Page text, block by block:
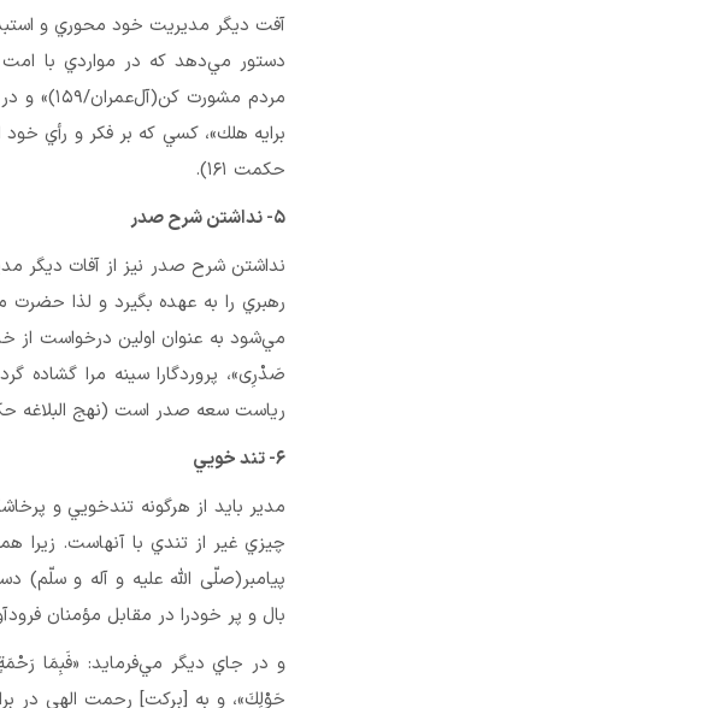
آفت ديگر مديريت خود محوري و
دستور مي‌دهد كه در مواردي با امت
مردم
برايه هلك»، كسي كه بر فكر و رأي
حكمت ۱۶۱).
۵- نداشتن شرح صدر
نداشتن شرح صدر نيز از آفات ديگر
رهبري را به عهده بگيرد و لذا حضرت
مي‌شود به عنوان اولين درخواست از
رياست سعه صدر است (نهج البلاغه حكمت
۶- تند خويي
مدير بايد از هرگونه تندخويي و
چيزي غير از تندي با آنهاست. زيرا
پيامبر(صلّی الله علیه و آله و
بال و پر خودرا در مقابل مؤمنان
و در جاي ديگر مي‌فرمايد: «فَبِمَا
حَوْلِكَ»، و به [بركت] رحمت الهي در